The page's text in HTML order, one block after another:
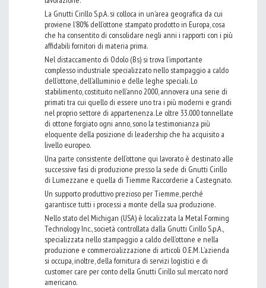
La Gnutti Cirillo S.p.A. si colloca in un’area geografica da cui
proviene l’80% dell’ottone stampato prodotto in Europa, cosa
che ha consentito di consolidare negli anni i rapporti con i più
affidabili fornitori di materia prima.
Nel distaccamento di Odolo (Bs) si trova l’importante
complesso industriale specializzato nello stampaggio a caldo
dell’ottone, dell’alluminio e delle leghe speciali. Lo
stabilimento, costituito nell’anno 2000, annovera una serie di
primati tra cui quello di essere uno tra i più moderni e grandi
nel proprio settore di appartenenza. Le oltre 33.000 tonnellate
di ottone forgiato ogni anno, sono la testimonianza più
eloquente della posizione di leadership che ha acquisito a
livello europeo.
Una parte consistente dell’ottone qui lavorato è destinato alle
successive fasi di produzione presso la sede di Gnutti Cirillo
di Lumezzane e quella di Tiemme Raccorderie a Castegnato.
Un supporto produttivo prezioso per Tiemme, perché
garantisce tutti i processi a monte della sua produzione.
Nello stato del Michigan (USA) è localizzata la Metal Forming
Technology Inc., società controllata dalla Gnutti Cirillo S.p.A.,
specializzata nello stampaggio a caldo dell’ottone e nella
produzione e commercializzazione di articoli O.E.M. L’azienda
si occupa, inoltre, della fornitura di servizi logistici e di
customer care per conto della Gnutti Cirillo sul mercato nord
americano.